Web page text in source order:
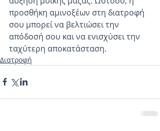
προσθήκη αμινοξέων στη διατροφή
σου μπορεί να βελτιώσει την
απόδοσή σου και να ενισχύσει την
ταχύτερη αποκατάσταση.
Διατροφή